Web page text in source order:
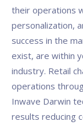
their operations
personalization,
success in the
exist, are within
industry. Retail
operations
Inwave Darwin
results reducing